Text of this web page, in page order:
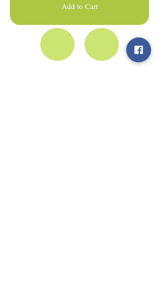
Add to Cart